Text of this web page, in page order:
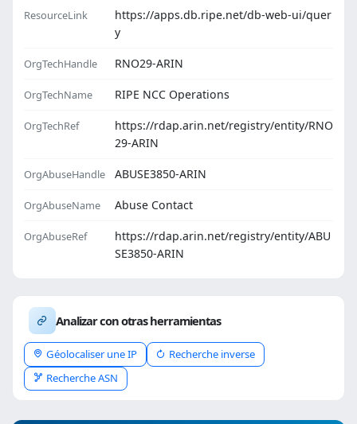
ResourceLink
https://apps.db.ripe.net/db-web-ui/quer
y
OrgTechHandle RNO29-ARIN
OrgTechName RIPE NCC Operations
OrgTechRef
https://rdap.arin.net/registry/entity/RNO
29-ARIN
OrgAbuseHandle ABUSE3850-ARIN
OrgAbuseName Abuse Contact
OrgAbuseRef
https://rdap.arin.net/registry/entity/ABU
SE3850-ARIN
Analizar con otras herramientas
Géolocaliser une IP
Recherche inverse
Recherche ASN